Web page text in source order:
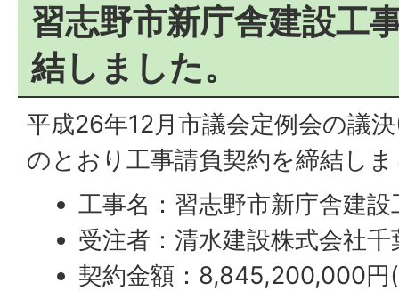
習志野市新庁舎建設工
結しました。
平成26年12月市議会定例会の議
のとおり工事請負契約を締結し
工事名：習志野市新庁舎建設
受注者：清水建設株式会社千
契約金額：8,845,200,000円